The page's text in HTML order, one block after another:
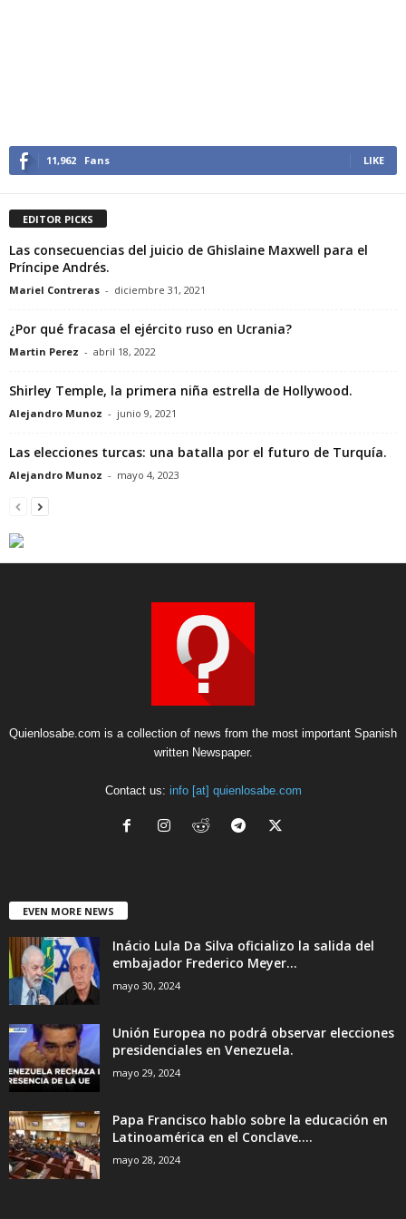
11,962 Fans LIKE
EDITOR PICKS
Las consecuencias del juicio de Ghislaine Maxwell para el
Príncipe Andrés.
Mariel Contreras - diciembre 31, 2021
¿Por qué fracasa el ejército ruso en Ucrania?
Martin Perez - abril 18, 2022
Shirley Temple, la primera niña estrella de Hollywood.
Alejandro Munoz - junio 9, 2021
Las elecciones turcas: una batalla por el futuro de Turquía.
Alejandro Munoz - mayo 4, 2023
Quienlosabe.com is a collection of news from the most important Spanish
written Newspaper.
Contact us: info [at] quienlosabe.com
EVEN MORE NEWS
Inácio Lula Da Silva oficializo la salida del
embajador Frederico Meyer...
mayo 30, 2024
Unión Europea no podrá observar elecciones
presidenciales en Venezuela.
mayo 29, 2024
Papa Francisco hablo sobre la educación en
Latinoamérica en el Conclave....
mayo 28, 2024